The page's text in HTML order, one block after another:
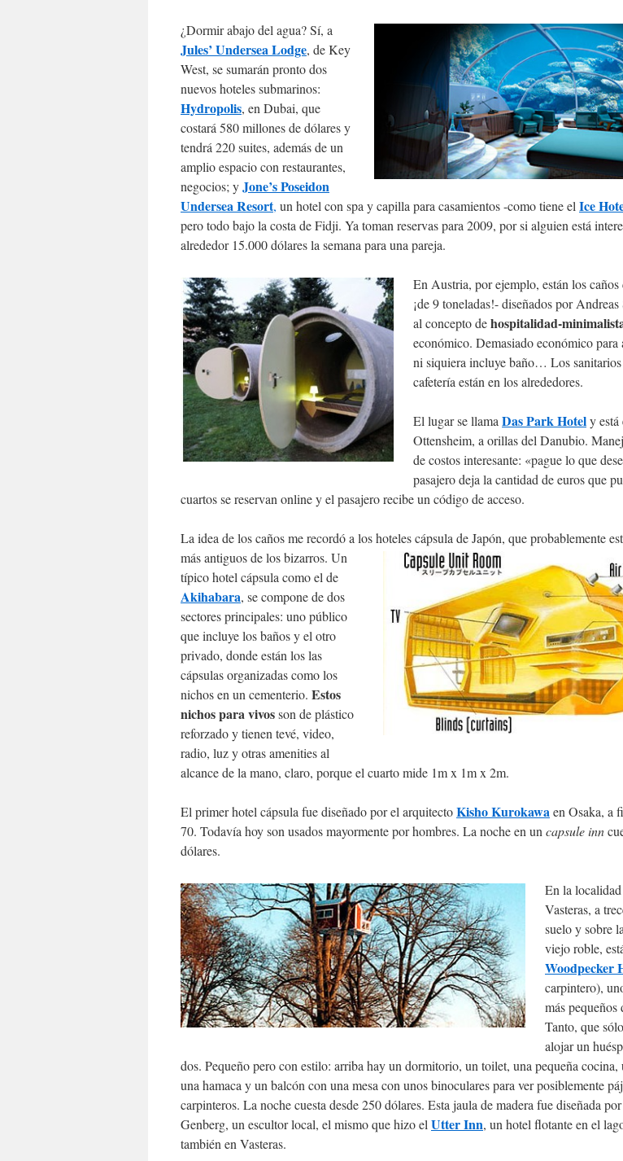
¿Dormir abajo del agua? Sí, a
Jules’ Undersea Lodge, de Key
West, se sumarán pronto dos
nuevos hoteles submarinos:
Hydropolis, en Dubai, que
costará 580 millones de dólares y
tendrá 220 suites, además de un
amplio espacio con restaurantes,
negocios; yJone’s Poseidon
Undersea Resort, un hotel con spa y capilla para casamientos -como tiene el Ice
pero todo bajo la costa de Fidji. Ya toman reservas para 2009, por si alguien está
alrededor 15.000 dólares la semana para una pareja.
En Austria, por ejemplo, están los caños
¡de 9 toneladas!- diseñados por Andreas
al concepto dehospitalidad-
económico. Demasiado económico para
ni siquiera incluye baño… Los sanitarios
cafetería están en los alrededores.
El lugar se llama Das Park Hotely
Ottensheim, a orillas del Danubio.
de costos interesante: «pague lo que
pasajero deja la cantidad de euros que
cuartos se reservan online y el pasajero recibe un código de acceso.
La idea de los caños me recordó a los hoteles cápsula de Japón, que probablemente
más antiguos de los bizarros. Un
típico hotel cápsula como el de
Akihabara, se compone de dos
sectores principales: uno público
que incluye los baños y el otro
privado, donde están los las
cápsulas organizadas como los
nichos en un cementerio. Estos
nichos para vivosson de plástico
reforzado y tienen tevé, video,
radio, luz y otras amenities al
alcance de la mano, claro, porque el cuarto mide 1m x 1m x 2m.
El primer hotel cápsula fue diseñado por el arquitectoKisho Kurokawaen Osaka, a
70. Todavía hoy son usados mayormente por hombres. La noche en un capsule inn
dólares.
En la localidad
Vasteras, a
suelo y sobre
viejo roble,
Woodpecker
carpintero),
más pequeños
Tanto, que
alojar un
dos. Pequeño pero con estilo: arriba hay un dormitorio, un toilet, una pequeña cocina,
una hamaca y un balcón con una mesa con unos binoculares para ver posiblemente
carpinteros. La noche cuesta desde 250 dólares. Esta jaula de madera fue diseñada
Genberg, un escultor local, el mismo que hizo el Utter Inn, un hotel flotante en el
también en Vasteras.